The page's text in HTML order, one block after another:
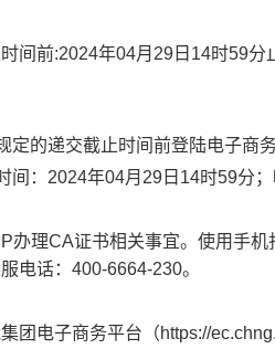
间前:2024年04月29日14时59
定的递交截止时间前登陆电子商
间：2024年04月29日14时59分
办理CA证书相关事宜。使用手
电话：400-6664-230。
团电子商务平台（https://